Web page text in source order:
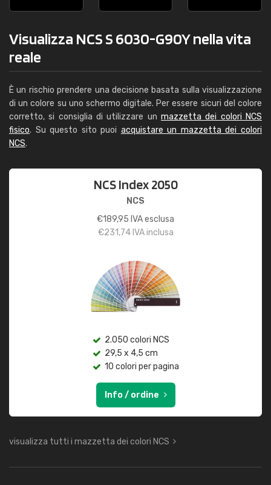
Visualizza NCS S 6030-G90Y nella vita
reale
È un rischio prendere una decisione basata sulla visualizzazione
di un colore su uno schermo digitale. Per essere sicuri del colore
corretto, si consiglia di utilizzare un mazzetta dei colori NCS
fisico. Su questo sito puoi acquistare un mazzetta dei colori
NCS.
NCS Index 2050
NCS
€189,95 IVA esclusa
€231,74IVA inclusa
2.050 colori NCS
29,5 x 4,5 cm
10 colori per pagina
Info / ordine
visualizza tutti i mazzetta dei colori NCS